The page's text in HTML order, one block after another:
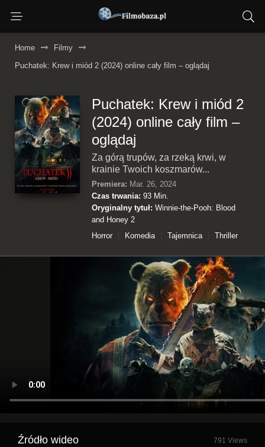
Home
Filmy
Puchatek: Krew i miód 2 (2024) online cały film – oglądaj
Puchatek: Krew i miód 2
(2024) online cały film –
oglądaj
Za górą trupów, za rzeką krwi, w
krainie Twoich koszmarów...
Premiera: Mar. 26, 2024
Czas trwania: 93 Min.
Oryginalny tytuł: Winnie-the-Pooh: Blood
and Honey 2
Horror
Komedia Tajemnica Thriller
Źródło wideo 791 Views